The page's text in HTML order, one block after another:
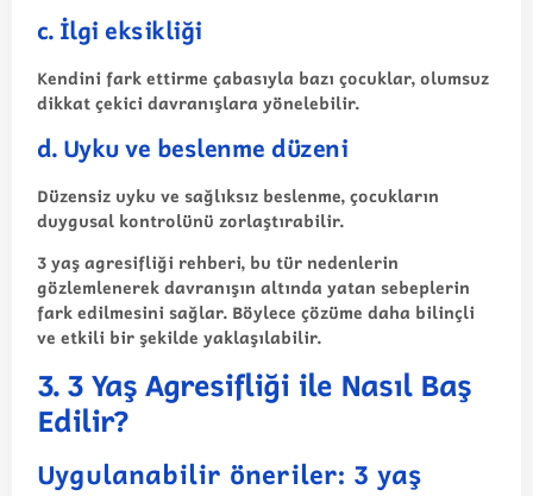
c. İlgi eksikliği
Kendini fark ettirme çabasıyla bazı çocuklar, olumsuz
dikkat çekici davranışlara yönelebilir.
d. Uyku ve beslenme düzeni
Düzensiz uyku ve sağlıksız beslenme, çocukların
duygusal kontrolünü zorlaştırabilir.
3 yaş agresifliği rehberi, bu tür nedenlerin
gözlemlenerek davranışın altında yatan sebeplerin
fark edilmesini sağlar. Böylece çözüme daha bilinçli
ve etkili bir şekilde yaklaşılabilir.
3. 3 Yaş Agresifliği ile Nasıl Baş
Edilir?
Uygulanabilir öneriler: 3 yaş